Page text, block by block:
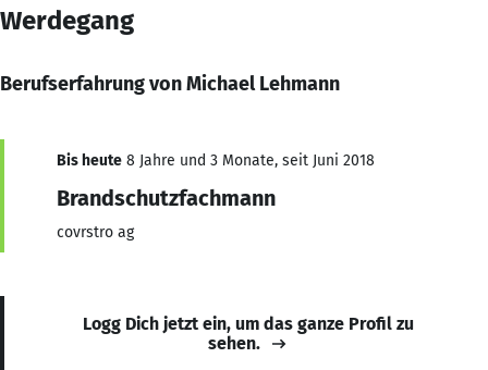
Werdegang
Berufserfahrung von Michael Lehmann
Bis heute 8 Jahre und 3 Monate, seit Juni 2018
Brandschutzfachmann
covrstro ag
Logg Dich jetzt ein, um das ganze Profil zu
sehen.